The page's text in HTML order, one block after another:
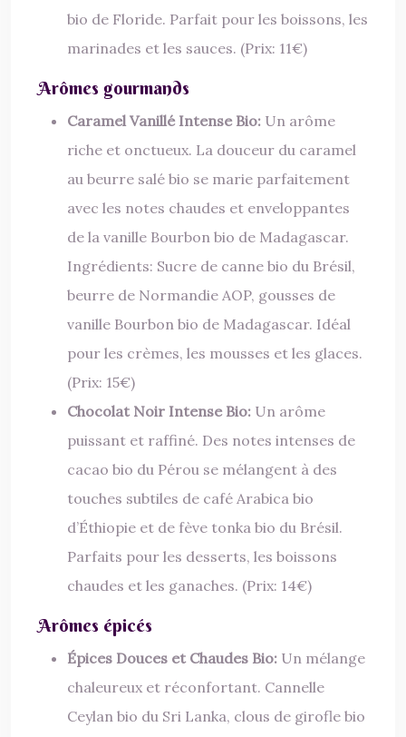
bio de Floride. Parfait pour les boissons, les
marinades et les sauces. (Prix: 11€)
Arômes gourmands
Caramel Vanillé Intense Bio: Un arôme
riche et onctueux. La douceur du caramel
au beurre salé bio se marie parfaitement
avec les notes chaudes et enveloppantes
de la vanille Bourbon bio de Madagascar.
Ingrédients: Sucre de canne bio du Brésil,
beurre de Normandie AOP, gousses de
vanille Bourbon bio de Madagascar. Idéal
pour les crèmes, les mousses et les glaces.
(Prix: 15€)
Chocolat Noir Intense Bio: Un arôme
puissant et raffiné. Des notes intenses de
cacao bio du Pérou se mélangent à des
touches subtiles de café Arabica bio
d’Éthiopie et de fève tonka bio du Brésil.
Parfaits pour les desserts, les boissons
chaudes et les ganaches. (Prix: 14€)
Arômes épicés
Épices Douces et Chaudes Bio: Un mélange
chaleureux et réconfortant. Cannelle
Ceylan bio du Sri Lanka, clous de girofle bio